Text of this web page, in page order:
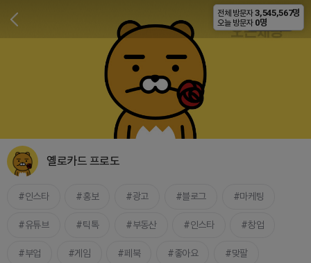
비공개
옐로카드 프로도
인스타 홍보 광고 블로그 마케팅
유튜브 틱톡 부동산 인스타 창업
부업 게임 페북 좋아요 맞팔
전체 방문자 3,545,567명
오늘 방문자 0명